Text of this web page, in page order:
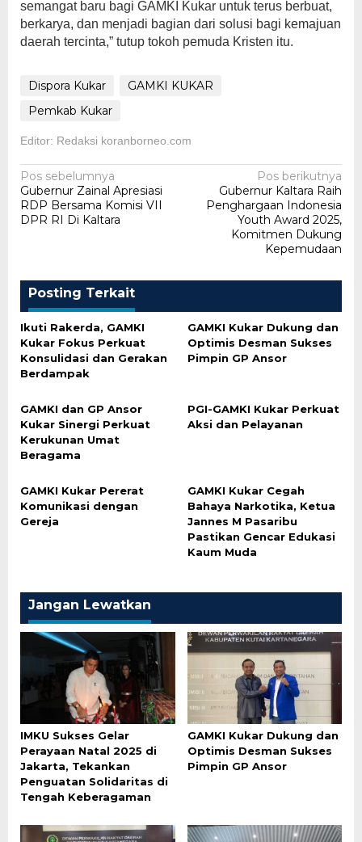
semangat baru bagi GAMKI Kukar untuk terus berbuat,
berkarya, dan menjadi bagian dari solusi bagi kemajuan
daerah tercinta,” tutup tokoh pemuda Kristen itu.
Dispora Kukar
GAMKI KUKAR
Pemkab Kukar
Editor: Redaksi koranborneo.com
Navigasi
pos
Pos sebelumnya
Gubernur Zainal Apresiasi
RDP Bersama Komisi VII
DPR RI Di Kaltara
Pos berikutnya
Gubernur Kaltara Raih
Penghargaan Indonesia
Youth Award 2025,
Komitmen Dukung
Kepemudaan
Posting Terkait
Ikuti Rakerda, GAMKI
Kukar Fokus Perkuat
Konsulidasi dan Gerakan
Berdampak
GAMKI Kukar Dukung dan
Optimis Desman Sukses
Pimpin GP Ansor
GAMKI dan GP Ansor
Kukar Sinergi Perkuat
Kerukunan Umat
Beragama
PGI-GAMKI Kukar Perkuat
Aksi dan Pelayanan
GAMKI Kukar Pererat
Komunikasi dengan
Gereja
GAMKI Kukar Cegah
Bahaya Narkotika, Ketua
Jannes M Pasaribu
Pastikan Gencar Edukasi
Kaum Muda
Jangan Lewatkan
IMKU Sukses Gelar
Perayaan Natal 2025 di
Jakarta, Tekankan
Penguatan Solidaritas di
Tengah Keberagaman
GAMKI Kukar Dukung dan
Optimis Desman Sukses
Pimpin GP Ansor